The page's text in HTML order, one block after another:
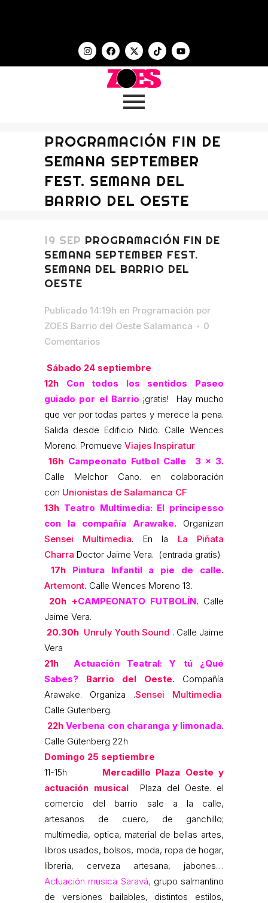
PROGRAMACIÓN FIN DE
SEMANA SEPTEMBER
FEST. SEMANA DEL
BARRIO DEL OESTE
19 SEP PROGRAMACIÓN FIN DE
SEMANA SEPTEMBER FEST.
SEMANA DEL BARRIO DEL
OESTE
Publicado 14:19h en Programación por
ZOES Barrio del Oeste Salamanca
0
Comentarios
Sábado 24 septiembre
12h Con todos los sentidos Paseo
guiado por el Barrio ¡gratis! Hay mucho
que ver por todas partes y merece la pena.
Salida desde Edificio Nido. Calle Wences
Moreno. Promueve Viajes Inspiratur
16h Campeonato Futbol Calle 3 x 3.
Calle Melchor Cano. en colaboración
con Unionistas de Salamanca CF
13h Teatro Multimedia: El principesso
con la compañía Arawake. Organizan
Sensei Multimedia. En la La Piñata
Charra Doctor Jaime Vera. (entrada gratis)
17h Pintura Infantil a pie de calle.
Artemont. Calle Wences Moreno 13.
20h +CAMPEONATO FUTBOLÍN.Calle
Jaime Vera.
20.30h Unruly Youth Sound . Calle Jaime
Vera
21h Actuación Teatral: Y tú ¿Qué
Sabes? Barrio del Oeste. Compañía
Arawake. Organiza .Sensei Multimedia
Calle Gutenberg.
22h Verbena con charanga y limonada.
Calle Gütenberg 22h
Domingo 25 septiembre
11-15h Mercadillo Plaza Oeste y
actuación musical
Plaza del Oeste. el
comercio del barrio sale a la calle,
artesanos de cuero, de ganchillo;
multimedia, optica, material de bellas artes,
libros usados, bolsos, moda, ropa de hogar,
libreria, cerveza artesana, jabones…
Actuación musica Saravá, grupo salmantino
de versiones bailables, distintos estilos,